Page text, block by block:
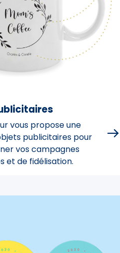
vous propose une
publicitaires pour
vos campagnes
et de fidélisation.